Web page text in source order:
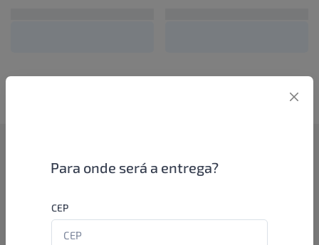
Para onde será a entrega?
CEP
Como funciona
aproveitar as promoções e ofertas direto das indústrias de
beleza e higiene em nossa plataforma. E o melhor: você continua
comprando de seus distribuidores parceiros e encontra novos